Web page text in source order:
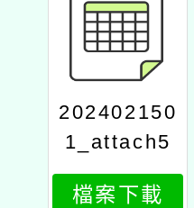
202402150
1_attach5
檔案下載